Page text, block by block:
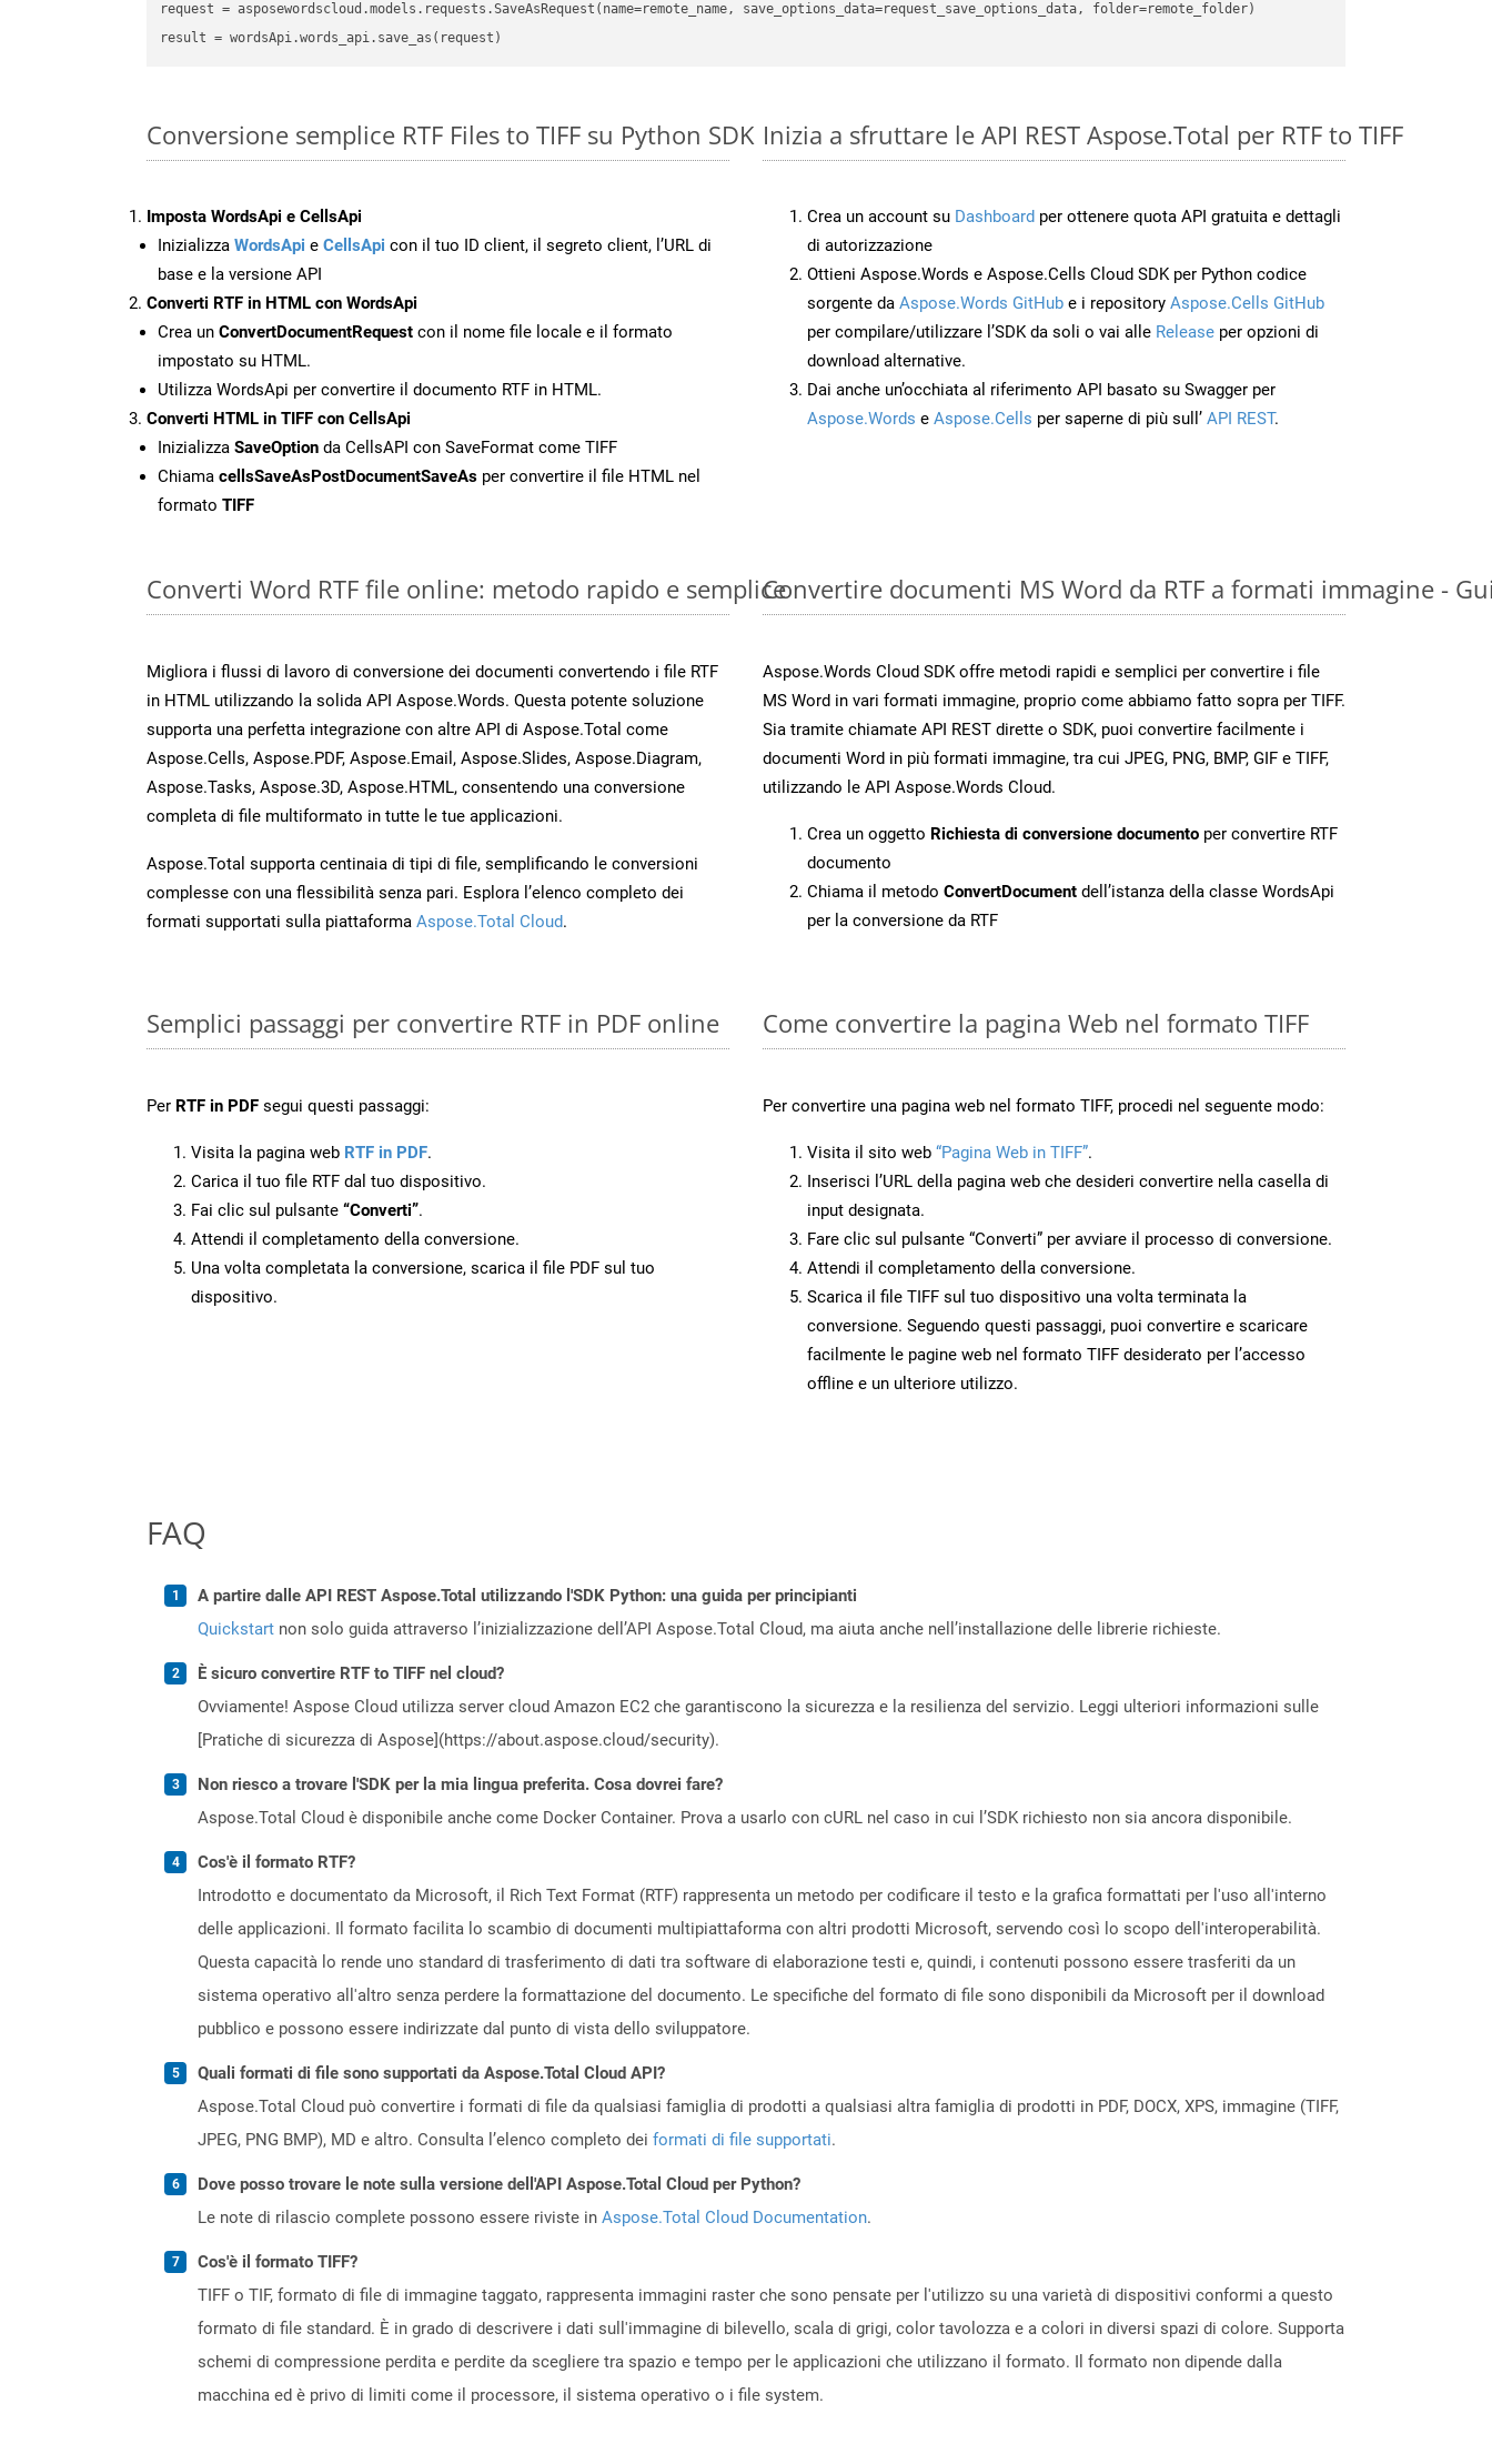
request
result
Conversione semplice RTF Files to TIFF su Python SDK
Imposta WordsApi e CellsApi
Inizializza WordsApi e CellsApi con il tuo ID client, il segreto client, l’URL di
base e la versione API
Converti RTF in HTML con WordsApi
Crea un ConvertDocumentRequest con il nome file locale e il formato
impostato su HTML.
Utilizza WordsApi per convertire il documento RTF in HTML.
Converti HTML in TIFF con CellsApi
Inizializza SaveOption da CellsAPI con SaveFormat come TIFF
Chiama cellsSaveAsPostDocumentSaveAs per convertire il file HTML nel
formato TIFF
Inizia a sfruttare le API REST Aspose.Total per RTF to TIFF
Crea un account su Dashboard per ottenere quota API gratuita e dettagli
di autorizzazione
Ottieni Aspose.Words e Aspose.Cells Cloud SDK per Python codice
sorgente da Aspose.Words GitHub e i repository Aspose.Cells GitHub
per compilare/utilizzare l’SDK da soli o vai alle Release per opzioni di
download alternative.
Dai anche un’occhiata al riferimento API basato su Swagger per
Aspose.Words e Aspose.Cells per saperne di più sull’ API REST.
Converti Word RTF file online: metodo rapido e semplice
Migliora i flussi di lavoro di conversione dei documenti convertendo i file RTF
in HTML utilizzando la solida API Aspose.Words. Questa potente soluzione
supporta una perfetta integrazione con altre API di Aspose.Total come
Aspose.Cells, Aspose.PDF, Aspose.Email, Aspose.Slides, Aspose.Diagram,
Aspose.Tasks, Aspose.3D, Aspose.HTML, consentendo una conversione
completa di file multiformato in tutte le tue applicazioni.
Aspose.Total supporta centinaia di tipi di file, semplificando le conversioni
complesse con una flessibilità senza pari. Esplora l’elenco completo dei
formati supportati sulla piattaforma Aspose.Total Cloud.
Convertire documenti MS Word da RTF a formati immagine -
Aspose.Words Cloud SDK offre metodi rapidi e semplici per convertire i file
MS Word in vari formati immagine, proprio come abbiamo fatto sopra per TIFF.
Sia tramite chiamate API REST dirette o SDK, puoi convertire facilmente i
documenti Word in più formati immagine, tra cui JPEG, PNG, BMP, GIF e TIFF,
utilizzando le API Aspose.Words Cloud.
Crea un oggetto Richiesta di conversione documento per convertire RTF
documento
Chiama il metodo ConvertDocument dell’istanza della classe WordsApi
per la conversione da RTF
Semplici passaggi per convertire RTF in PDF online
Per RTF in PDF segui questi passaggi:
Visita la pagina web RTF in PDF.
Carica il tuo file RTF dal tuo dispositivo.
Fai clic sul pulsante “Converti”.
Attendi il completamento della conversione.
Una volta completata la conversione, scarica il file PDF sul tuo
dispositivo.
Come convertire la pagina Web nel formato TIFF
Per convertire una pagina web nel formato TIFF, procedi nel seguente modo:
Visita il sito web “Pagina Web in TIFF”.
Inserisci l’URL della pagina web che desideri convertire nella casella di
input designata.
Fare clic sul pulsante “Converti” per avviare il processo di conversione.
Attendi il completamento della conversione.
Scarica il file TIFF sul tuo dispositivo una volta terminata la
conversione. Seguendo questi passaggi, puoi convertire e scaricare
facilmente le pagine web nel formato TIFF desiderato per l’accesso
offline e un ulteriore utilizzo.
FAQ
A partire dalle API REST Aspose.Total utilizzando l'SDK Python: una guida per principianti
Quickstart non solo guida attraverso l’inizializzazione dell’API Aspose.Total Cloud, ma aiuta anche nell’installazione delle librerie richieste.
È sicuro convertire RTF to TIFF nel cloud?
Ovviamente! Aspose Cloud utilizza server cloud Amazon EC2 che garantiscono la sicurezza e la resilienza del servizio. Leggi ulteriori informazioni sulle
[Pratiche di sicurezza di Aspose](https://about.aspose.cloud/security).
Non riesco a trovare l'SDK per la mia lingua preferita. Cosa dovrei fare?
Aspose.Total Cloud è disponibile anche come Docker Container. Prova a usarlo con cURL nel caso in cui l’SDK richiesto non sia ancora disponibile.
Cos'è il formato RTF?
Introdotto e documentato da Microsoft, il Rich Text Format (RTF) rappresenta un metodo per codificare il testo e la grafica formattati per l'uso all'interno
delle applicazioni. Il formato facilita lo scambio di documenti multipiattaforma con altri prodotti Microsoft, servendo così lo scopo dell'interoperabilità.
Questa capacità lo rende uno standard di trasferimento di dati tra software di elaborazione testi e, quindi, i contenuti possono essere trasferiti da un
sistema operativo all'altro senza perdere la formattazione del documento. Le specifiche del formato di file sono disponibili da Microsoft per il download
pubblico e possono essere indirizzate dal punto di vista dello sviluppatore.
Quali formati di file sono supportati da Aspose.Total Cloud API?
Aspose.Total Cloud può convertire i formati di file da qualsiasi famiglia di prodotti a qualsiasi altra famiglia di prodotti in PDF, DOCX, XPS, immagine (TIFF,
JPEG, PNG BMP), MD e altro. Consulta l’elenco completo dei formati di file supportati.
Dove posso trovare le note sulla versione dell'API Aspose.Total Cloud per Python?
Le note di rilascio complete possono essere riviste in Aspose.Total Cloud Documentation.
Cos'è il formato TIFF?
TIFF o TIF, formato di file di immagine taggato, rappresenta immagini raster che sono pensate per l'utilizzo su una varietà di dispositivi conformi a questo
formato di file standard. È in grado di descrivere i dati sull'immagine di bilevello, scala di grigi, color tavolozza e a colori in diversi spazi di colore. Supporta
schemi di compressione perdita e perdite da scegliere tra spazio e tempo per le applicazioni che utilizzano il formato. Il formato non dipende dalla
macchina ed è privo di limiti come il processore, il sistema operativo o i file system.